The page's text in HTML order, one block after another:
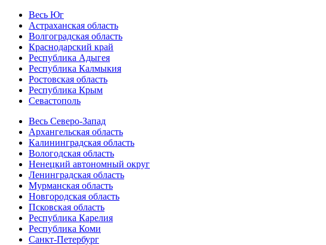
Весь Юг
Астраханская область
Волгоградская область
Краснодарский край
Республика Адыгея
Республика Калмыкия
Ростовская область
Республика Крым
Севастополь
Весь Северо-Запад
Архангельская область
Калининградская область
Вологодская область
Ненецкий автономный округ
Ленинградская область
Мурманская область
Новгородская область
Псковская область
Республика Карелия
Республика Коми
Санкт-Петербург